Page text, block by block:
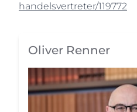
handelsvertreter/119772
Oliver Renner